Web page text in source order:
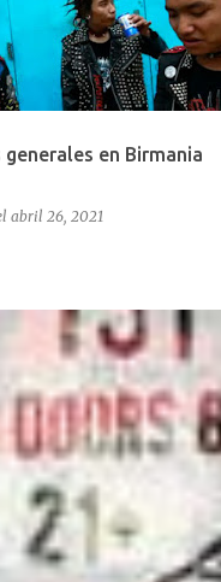
en Birmania
abril 26, 2021